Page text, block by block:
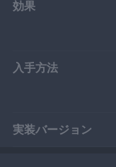
効果
入手方法
実装バージョン